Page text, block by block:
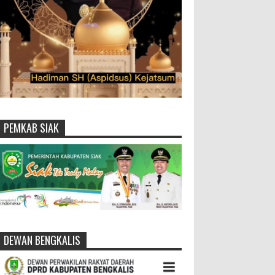
PEMKAB SIAK
DEWAN BENGKALIS